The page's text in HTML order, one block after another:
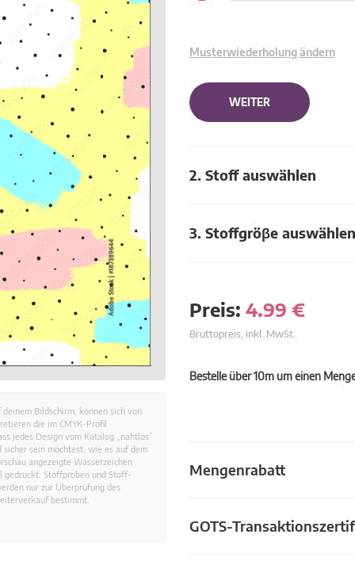
Musterwiederholung ändern
WEITER
2. Stoff auswählen
3. Stoffgröβe auswählen
Preis: 4.99 €
Bruttopreis, inkl. MwSt.
Bestelle über 10m um einen
Mengenrabatt
GOTS-
deinem Bildschirm, können sich von
die im CMYK-Profil
jedes Design vom Katalog „nahtlos”
sein möchtest, wie es auf dem
angezeigte Wasserzeichen
gedruckt. Stoffproben und Stoff-
nur zur Überprüfung des
bestimmt.